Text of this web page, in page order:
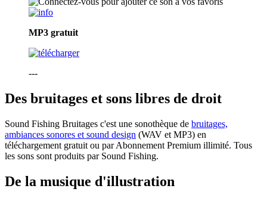
MP3 gratuit
---
Des bruitages et sons libres de droit
Sound Fishing Bruitages c'est une sonothèque de bruitages,
ambiances sonores et sound design (WAV et MP3) en
téléchargement gratuit ou par Abonnement Premium illimité. Tous
les sons sont produits par Sound Fishing.
De la musique d'illustration